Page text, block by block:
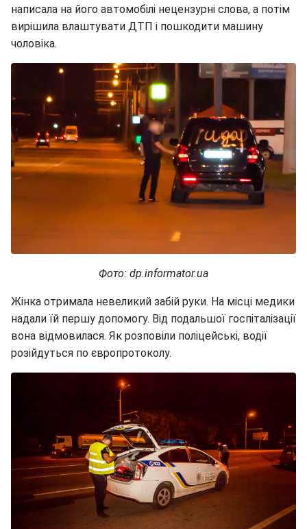
написала на його автомобілі нецензурні слова, а потім
вирішила влаштувати ДТП і пошкодити машину
чоловіка.
Фото: dp.informator.ua
Жінка отримала невеликий забій руки. На місці медики
надали їй першу допомогу. Від подальшої госпіталізації
вона відмовилася. Як розповіли поліцейські, водії
розійдуться по європротоколу.